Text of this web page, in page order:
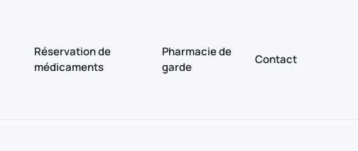
Réservation de
médicaments
Pharmacie de
garde
Contact